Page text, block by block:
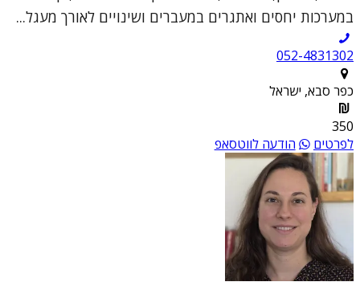
במערכות יחסים ואתגרים במעברים ושינויים לאורך מעגל...
052-4831302
כפר סבא, ישראל
350
לפרטים
הודעה לווטסאפ